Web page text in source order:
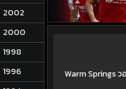
2002
2000
1998
1996
Warm Springs